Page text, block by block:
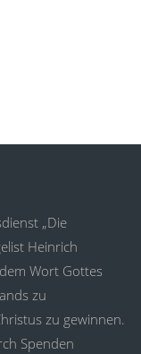
„Die
Heinrich
Wort Gottes
zu
zu gewinnen.
Spenden